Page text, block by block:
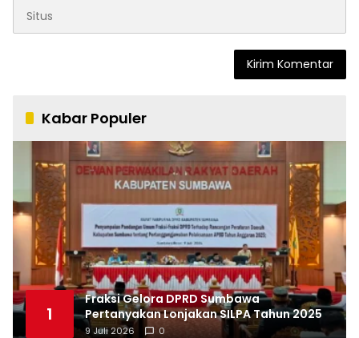
Kabar Populer
1
Fraksi Gelora DPRD Sumbawa
Pertanyakan Lonjakan SILPA Tahun 2025
9 Juli 2026 0